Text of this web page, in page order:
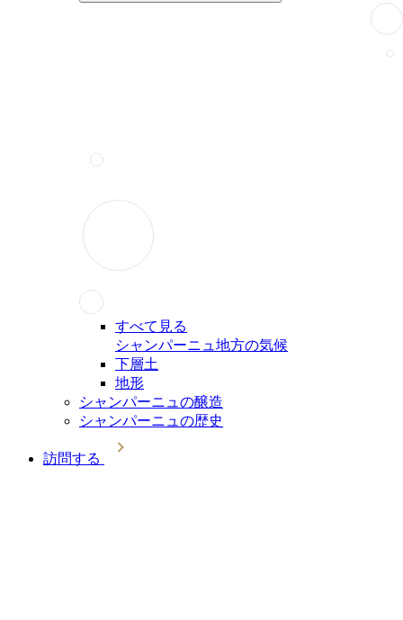
すべて見る
シャンパーニュ地方の気候
下層土
地形
シャンパーニュの醸造
シャンパーニュの歴史
訪問する